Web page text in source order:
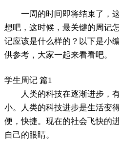
一周的时间即将结束了，
想吧，这时候，最关键的周记
记应该是什么样的？以下是小
供参考，大家一起来看看吧。
学生周记 篇1
人类的科技在逐渐进步，
小。人类的科技进步是生活变
便，快捷。现在的社会飞快的
自己的眼睛。